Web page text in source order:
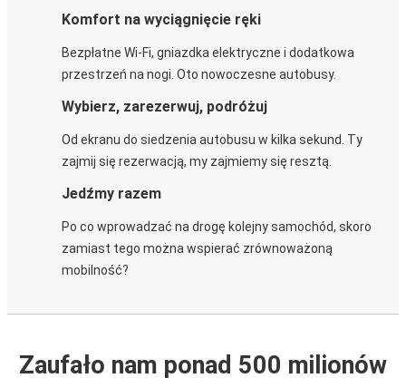
Komfort na wyciągnięcie ręki
Bezpłatne Wi-Fi, gniazdka elektryczne i dodatkowa
przestrzeń na nogi. Oto nowoczesne autobusy.
Wybierz, zarezerwuj, podróżuj
Od ekranu do siedzenia autobusu w kilka sekund. Ty
zajmij się rezerwacją, my zajmiemy się resztą.
Jedźmy razem
Po co wprowadzać na drogę kolejny samochód, skoro
zamiast tego można wspierać zrównoważoną
mobilność?
Zaufało nam ponad 500 milionów